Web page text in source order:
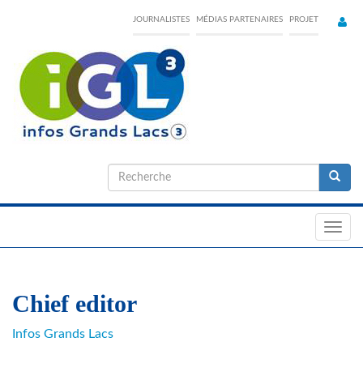
content
JOURNALISTES MÉDIAS PARTENAIRES PROJET
Formulaire
de
Chief editor
Infos Grands Lacs